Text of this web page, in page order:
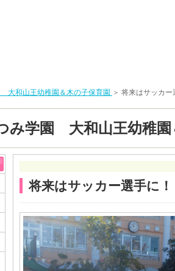
大和山王幼稚園＆木の子保育園 ＞ 将来はサッカ
み学園 大和山王幼稚園
将来はサッカー選手に！